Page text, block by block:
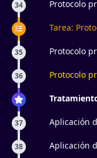
34 Protocolo
Tarea:
35 Protocolo
36 Protocolo
37
Aplicación
38
Aplicación